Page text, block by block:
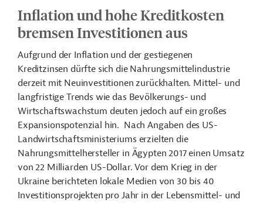
Inflation und hohe Kreditkosten
bremsen Investitionen aus
Aufgrund der Inflation und der gestiegenen
Kreditzinsen dürfte sich die Nahrungsmittelindustrie
derzeit mit Neuinvestitionen zurückhalten. Mittel- und
langfristige Trends wie das Bevölkerungs- und
Wirtschaftswachstum deuten jedoch auf ein großes
Expansionspotenzial hin. Nach Angaben des US-
Landwirtschaftsministeriums erzielten die
Nahrungsmittelhersteller in Ägypten 2017 einen Umsatz
von 22 Milliarden US-Dollar. Vor dem Krieg in der
Ukraine berichteten lokale Medien von 30 bis 40
Investitionsprojekten pro Jahr in der Lebensmittel- und